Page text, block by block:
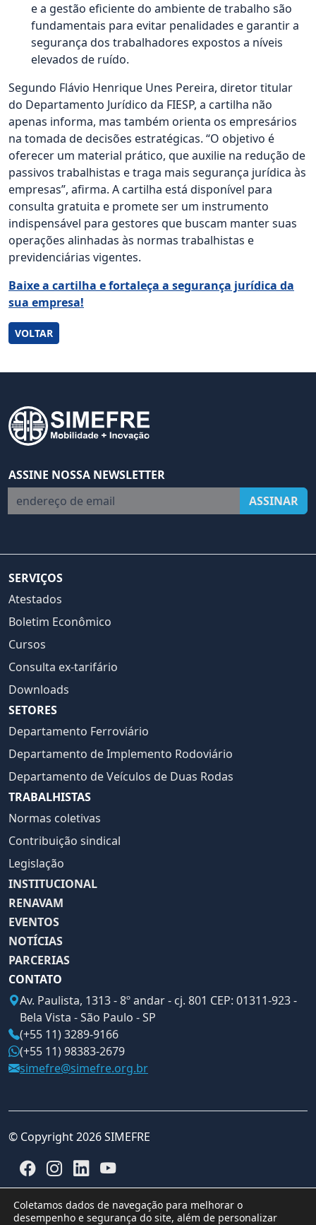
e a gestão eficiente do ambiente de trabalho são
fundamentais para evitar penalidades e garantir a
segurança dos trabalhadores expostos a níveis
elevados de ruído.
Segundo Flávio Henrique Unes Pereira, diretor titular
do Departamento Jurídico da FIESP, a cartilha não
apenas informa, mas também orienta os empresários
na tomada de decisões estratégicas. “O objetivo é
oferecer um material prático, que auxilie na redução de
passivos trabalhistas e traga mais segurança jurídica às
empresas”, afirma. A cartilha está disponível para
consulta gratuita e promete ser um instrumento
indispensável para gestores que buscam manter suas
operações alinhadas às normas trabalhistas e
previdenciárias vigentes.
Baixe a cartilha e fortaleça a segurança jurídica da
sua empresa!
VOLTAR
ASSINE NOSSA NEWSLETTER
endereço de email
ASSINAR
SERVIÇOS
Atestados
Boletim Econômico
Cursos
Consulta ex-tarifário
Downloads
SETORES
Departamento Ferroviário
Departamento de Implemento Rodoviário
Departamento de Veículos de Duas Rodas
TRABALHISTAS
Normas coletivas
Contribuição sindical
Legislação
INSTITUCIONAL
RENAVAM
EVENTOS
NOTÍCIAS
PARCERIAS
CONTATO
Av. Paulista, 1313 - 8º andar - cj. 801 CEP: 01311-923 -
Bela Vista - São Paulo - SP
(+55 11) 3289-9166
(+55 11) 98383-2679
simefre@simefre.org.br
© Copyright 2026 SIMEFRE
Coletamos dados de navegação para melhorar o
desempenho e segurança do site, além de personalizar